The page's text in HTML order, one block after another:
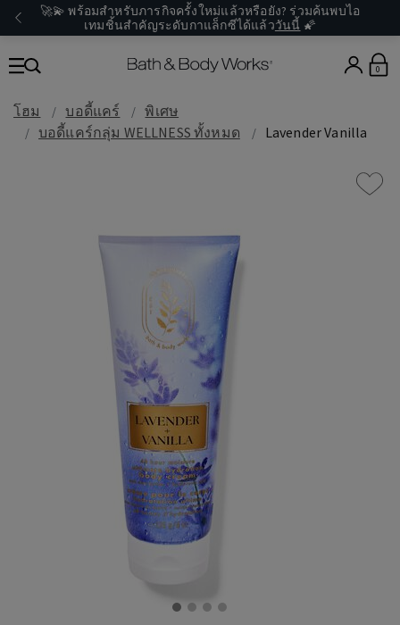
🚀💫 พร้อมสำหรับภารกิจครั้งใหม่แล้วหรือยัง? ร่วมค้นพบไอ
เทมชิ้นสำคัญระดับกาแล็กซีได้แล้ววันนี้ 🌠
0
โฮม บอดี้แคร์
พิเศษ
บอดี้แคร์กลุ่ม WELLNESS ทั้งหมด
Lavender Vanilla